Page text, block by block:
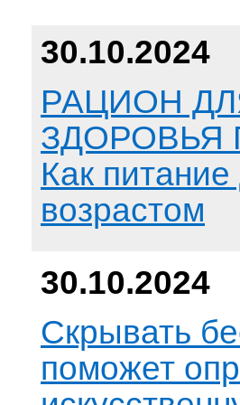
30.10.2024
РАЦИОН
Как
возрастом
30.10.2024
Скрывать
поможет